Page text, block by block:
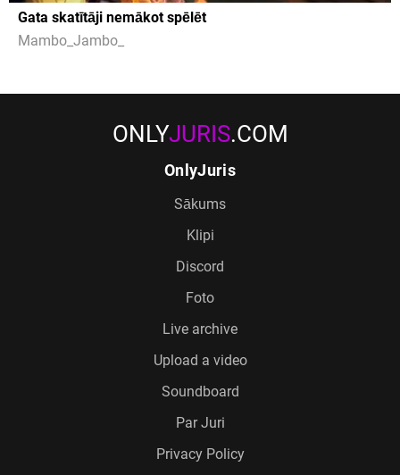
Gata skatītāji nemākot spēlēt
Mambo_Jambo_
ONLYJURIS.COM
OnlyJuris
Sākums
Klipi
Discord
Foto
Live archive
Upload a video
Soundboard
Par Juri
Privacy Policy